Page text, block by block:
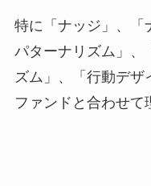
特に「ナッジ」、「
パターナリズム」、
ズム」、「行動デザ
ファンドと合わせて